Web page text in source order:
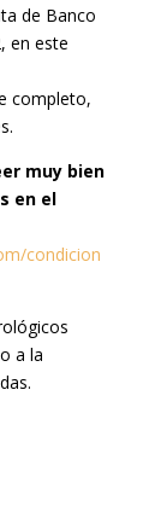
de Banco
en este
completo,
muy bien
en el
condicion
a la